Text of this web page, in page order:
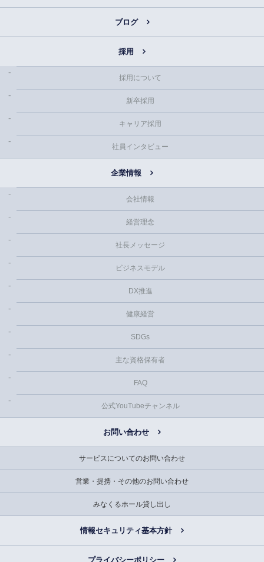
ブログ
採用
採用について
新卒採用
キャリア採用
社員インタビュー
企業情報
会社情報
経営理念
社長メッセージ
ビジネスモデル
DX推進
健康経営
SDGs
主な資格保有者
FAQ
公式YouTubeチャンネル
お問い合わせ
サービスについてのお問い合わせ
営業・提携・その他のお問い合わせ
みなくるホール貸し出し
情報セキュリティ基本方針
プライバシーポリシー